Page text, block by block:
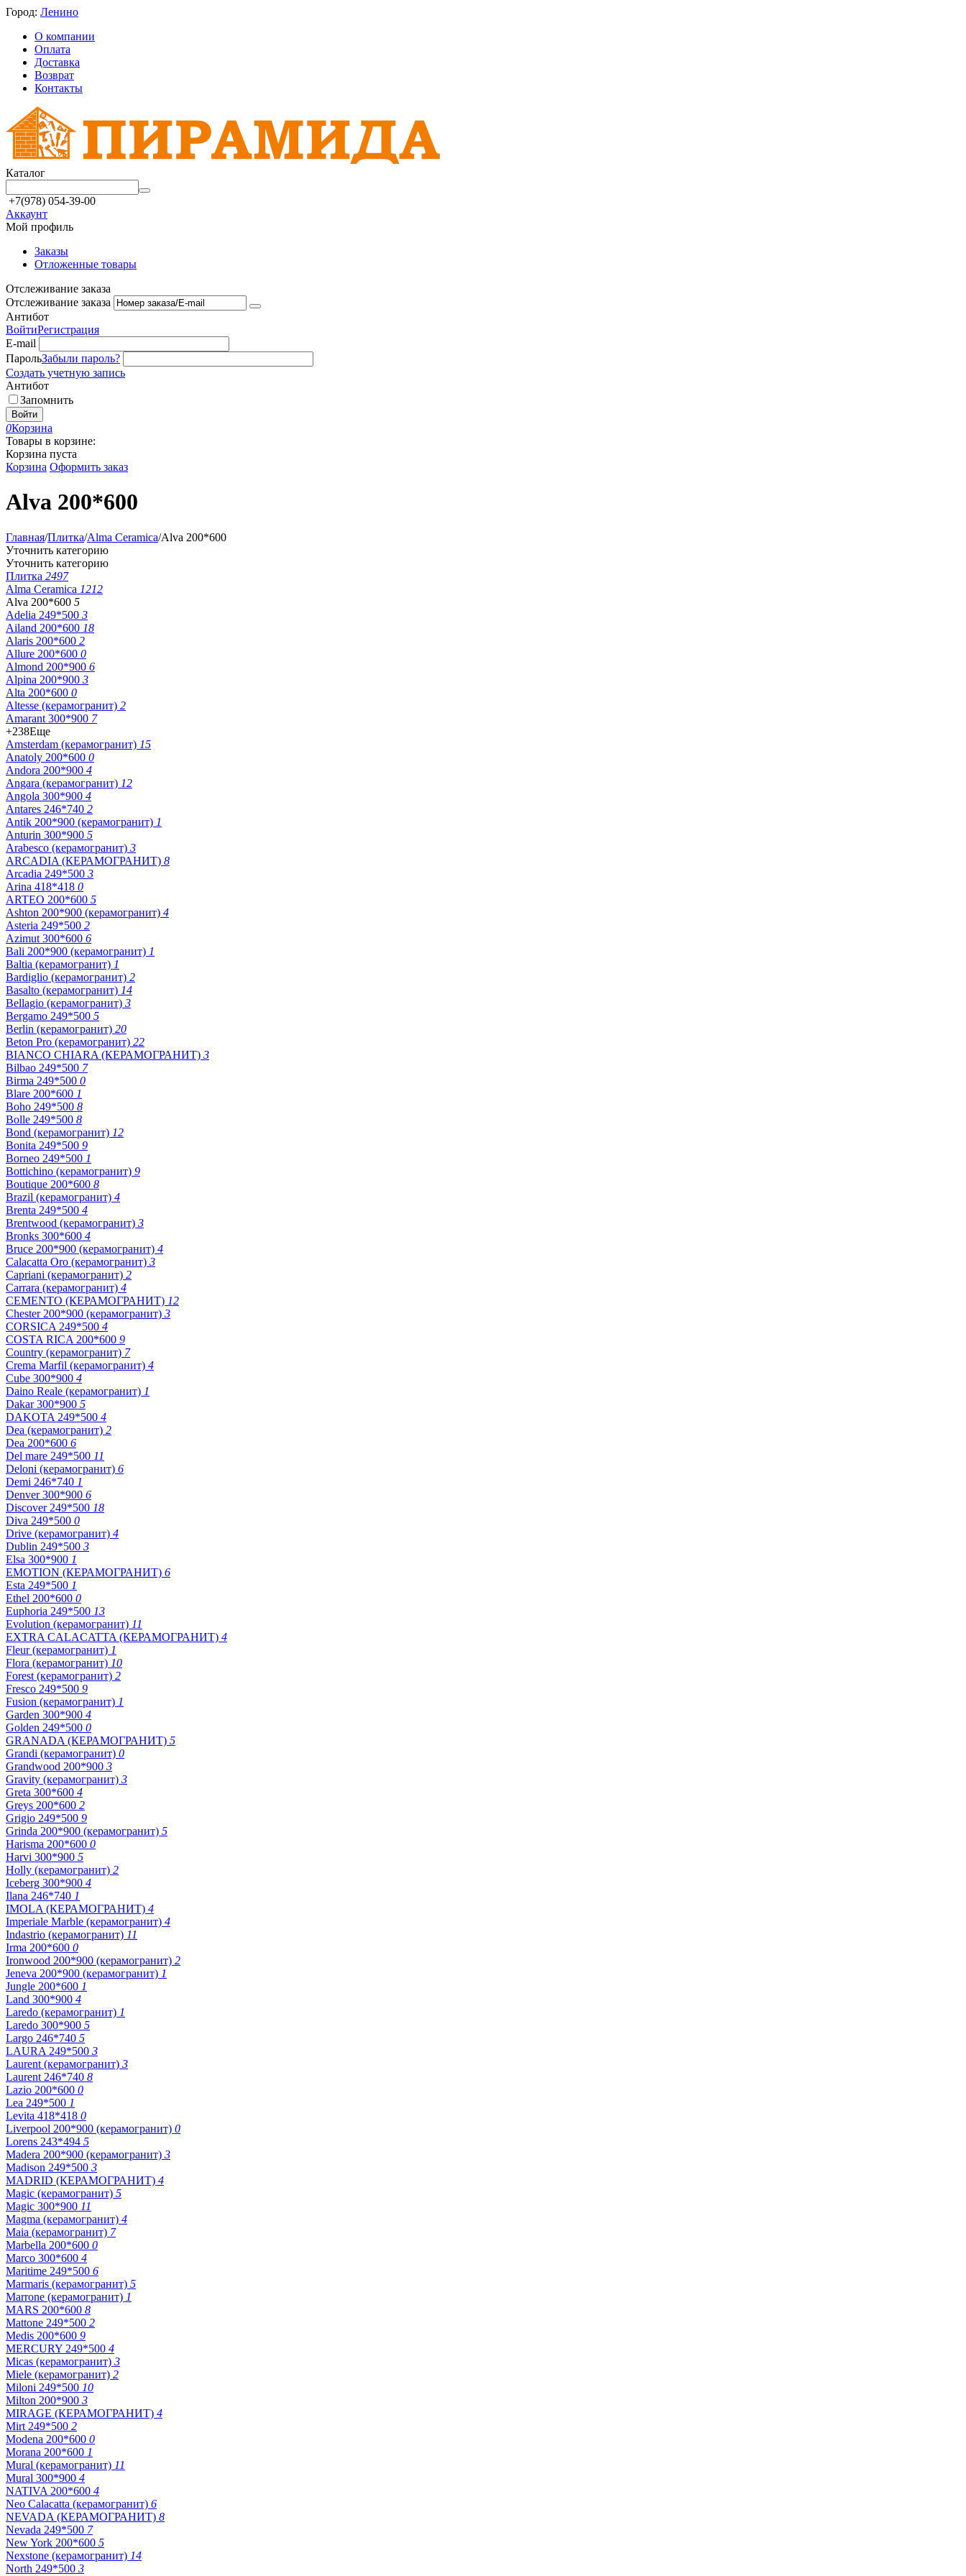
Город: Ленино
О компании
Оплата
Доставка
Возврат
Контакты
Каталог
+7(978) 054-39-00
Аккаунт
Мой профиль
Заказы
Отложенные товары
Отслеживание заказа
Отслеживание заказа
Антибот
ВойтиРегистрация
E-mail
ПарольЗабыли пароль?
Создать учетную запись
Антибот
Запомнить
Войти
0Корзина
Товары в корзине:
Корзина пуста
Корзина Оформить заказ
Alva 200*600
Главная/Плитка/Alma Ceramica/Alva 200*600
Уточнить категорию
Уточнить категорию
Плитка 2497
Alma Ceramica 1212
Alva 200*600 5
Adelia 249*500 3
Ailand 200*600 18
Alaris 200*600 2
Allure 200*600 0
Almond 200*900 6
Alpina 200*900 3
Alta 200*600 0
Altesse (керамогранит) 2
Amarant 300*900 7
+238Еще
Amsterdam (керамогранит) 15
Anatoly 200*600 0
Andora 200*900 4
Angara (керамогранит) 12
Angola 300*900 4
Antares 246*740 2
Antik 200*900 (керамогранит) 1
Anturin 300*900 5
Arabesco (керамогранит) 3
ARCADIA (КЕРАМОГРАНИТ) 8
Arcadia 249*500 3
Arina 418*418 0
ARTEO 200*600 5
Ashton 200*900 (керамогранит) 4
Asteria 249*500 2
Azimut 300*600 6
Bali 200*900 (керамогранит) 1
Baltia (керамогранит) 1
Bardiglio (керамогранит) 2
Basalto (керамогранит) 14
Bellagio (керамогранит) 3
Bergamo 249*500 5
Berlin (керамогранит) 20
Beton Pro (керамогранит) 22
BIANCO CHIARA (КЕРАМОГРАНИТ) 3
Bilbao 249*500 7
Birma 249*500 0
Blare 200*600 1
Boho 249*500 8
Bolle 249*500 8
Bond (керамогранит) 12
Bonita 249*500 9
Borneo 249*500 1
Bottichino (керамогранит) 9
Boutique 200*600 8
Brazil (керамогранит) 4
Brenta 249*500 4
Brentwood (керамогранит) 3
Bronks 300*600 4
Bruce 200*900 (керамогранит) 4
Calacatta Oro (керамогранит) 3
Capriani (керамогранит) 2
Carrara (керамогранит) 4
CEMENTO (КЕРАМОГРАНИТ) 12
Chester 200*900 (керамогранит) 3
CORSICA 249*500 4
COSTA RICA 200*600 9
Country (керамогранит) 7
Crema Marfil (керамогранит) 4
Cube 300*900 4
Daino Reale (керамогранит) 1
Dakar 300*900 5
DAKOTA 249*500 4
Dea (керамогранит) 2
Dea 200*600 6
Del mare 249*500 11
Deloni (керамогранит) 6
Demi 246*740 1
Denver 300*900 6
Discover 249*500 18
Diva 249*500 0
Drive (керамогранит) 4
Dublin 249*500 3
Elsa 300*900 1
EMOTION (КЕРАМОГРАНИТ) 6
Esta 249*500 1
Ethel 200*600 0
Euphoria 249*500 13
Evolution (керамогранит) 11
EXTRA CALACATTA (КЕРАМОГРАНИТ) 4
Fleur (керамогранит) 1
Flora (керамогранит) 10
Forest (керамогранит) 2
Fresco 249*500 9
Fusion (керамогранит) 1
Garden 300*900 4
Golden 249*500 0
GRANADA (КЕРАМОГРАНИТ) 5
Grandi (керамогранит) 0
Grandwood 200*900 3
Gravity (керамогранит) 3
Greta 300*600 4
Greys 200*600 2
Grigio 249*500 9
Grinda 200*900 (керамогранит) 5
Harisma 200*600 0
Harvi 300*900 5
Holly (керамогранит) 2
Iceberg 300*900 4
Ilana 246*740 1
IMOLA (КЕРАМОГРАНИТ) 4
Imperiale Marble (керамогранит) 4
Indastrio (керамогранит) 11
Irma 200*600 0
Ironwood 200*900 (керамогранит) 2
Jeneva 200*900 (керамогранит) 1
Jungle 200*600 1
Land 300*900 4
Laredo (керамогранит) 1
Laredo 300*900 5
Largo 246*740 5
LAURA 249*500 3
Laurent (керамогранит) 3
Laurent 246*740 8
Lazio 200*600 0
Lea 249*500 1
Levita 418*418 0
Liverpool 200*900 (керамогранит) 0
Lorens 243*494 5
Madera 200*900 (керамогранит) 3
Madison 249*500 3
MADRID (КЕРАМОГРАНИТ) 4
Magic (керамогранит) 5
Magic 300*900 11
Magma (керамогранит) 4
Maia (керамогранит) 7
Marbella 200*600 0
Marco 300*600 4
Maritime 249*500 6
Marmaris (керамогранит) 5
Marrone (керамогранит) 1
MARS 200*600 8
Mattone 249*500 2
Medis 200*600 9
MERCURY 249*500 4
Micas (керамогранит) 3
Miele (керамогранит) 2
Miloni 249*500 10
Milton 200*900 3
MIRAGE (КЕРАМОГРАНИТ) 4
Mirt 249*500 2
Modena 200*600 0
Morana 200*600 1
Mural (керамогранит) 11
Mural 300*900 4
NATIVA 200*600 4
Neo Calacatta (керамогранит) 6
NEVADA (КЕРАМОГРАНИТ) 8
Nevada 249*500 7
New York 200*600 5
Nexstone (керамогранит) 14
North 249*500 3